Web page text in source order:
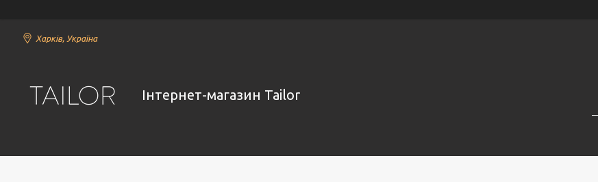
Харків, Україна
Інтернет-магазин Tailor